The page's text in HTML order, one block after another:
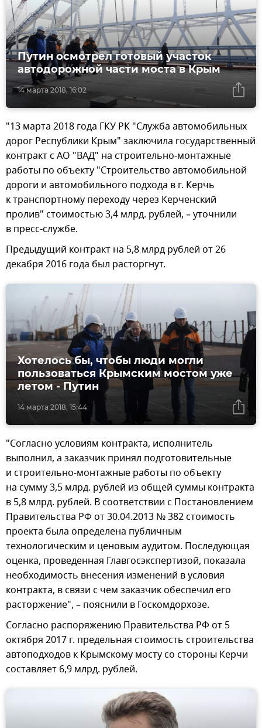
14 марта 2018, 16:02
Путин осмотрел готовый участок
автодорожной части моста в Крым
"13 марта 2018 года ГКУ РК "Служба автомобильных
дорог Республики Крым" заключила государственный
контракт с АО "ВАД" на строительно-монтажные
работы по объекту "Строительство автомобильной
дороги и автомобильного подхода в г. Керчь
к транспортному переходу через Керченский
пролив" стоимостью 3,4 млрд. рублей, – уточнили
в пресс-службе.
Предыдущий контракт на 5,8 млрд рублей от 26
декабря 2016 года был расторгнут.
14 марта 2018, 15:44
Хотелось бы, чтобы люди могли
пользоваться Крымским мостом уже
летом - Путин
"Согласно условиям контракта, исполнитель
выполнил, а заказчик принял подготовительные
и строительно-монтажные работы по объекту
на сумму 3,5 млрд. рублей из общей суммы контракта
в 5,8 млрд. рублей. В соответствии с Постановлением
Правительства РФ от 30.04.2013 № 382 стоимость
проекта была определена публичным
технологическим и ценовым аудитом. Последующая
оценка, проведенная Главгосэкспертизой, показала
необходимость внесения изменений в условия
контракта, в связи с чем заказчик обеспечил его
расторжение", – пояснили в Госкомдорхозе.
Согласно распоряжению Правительства РФ от 5
октября 2017 г. предельная стоимость строительства
автоподходов к Крымскому мосту со стороны Керчи
составляет 6,9 млрд. рублей.